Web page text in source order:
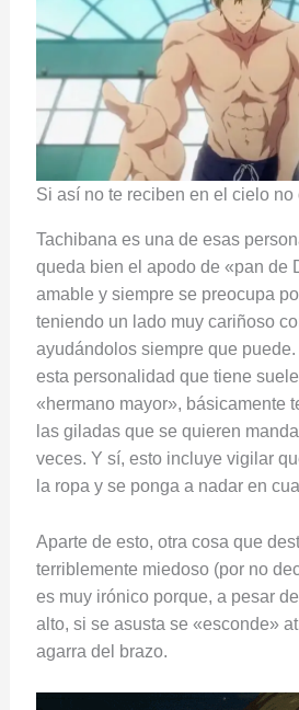
Si así no te reciben en el cielo no
Tachibana es una de esas
queda bien el apodo de «pan de
amable y siempre se preocupa
teniendo un lado muy cariñoso
ayudándolos siempre que
esta personalidad que tiene
«hermano mayor», básicamente
las giladas que se quieren
veces. Y sí, esto incluye vigilar
la ropa y se ponga a nadar en
Aparte de esto, otra cosa que
terriblemente miedoso (por no
es muy irónico porque, a pesar
alto, si se asusta se «esconde»
agarra del brazo.